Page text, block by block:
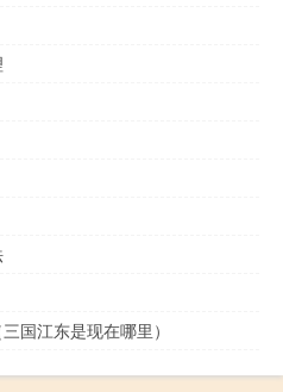
国江东是现在哪里）